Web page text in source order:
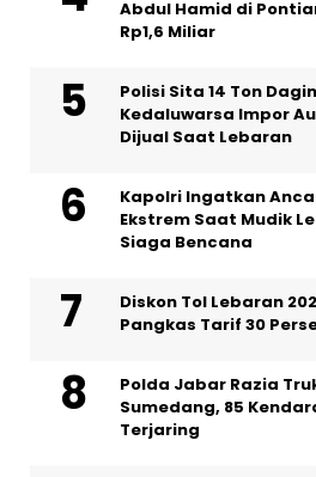
Abdul Hamid di
Rp1,6 Miliar
Polisi Sita 14 Ton
Kedaluwarsa Impor
Dijual Saat Lebaran
Kapolri Ingatkan
Ekstrem Saat Mudik
Siaga Bencana
Diskon Tol Lebaran
Pangkas Tarif 30
Polda Jabar Razia
Sumedang, 85
Terjaring